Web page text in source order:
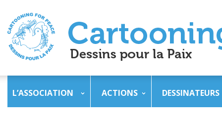
L’ASSOCIATION ACTIONS DESSINATEURS